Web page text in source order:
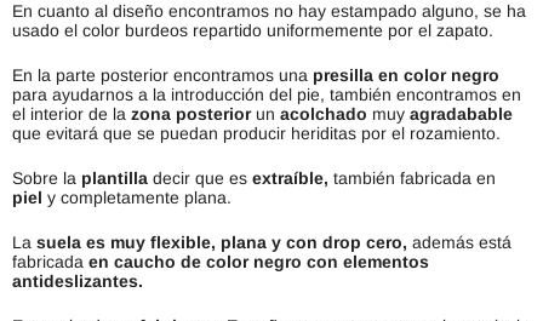
En cuanto al diseño encontramos no hay estampado alguno, se ha
usado el color burdeos repartido uniformemente por el zapato.
En la parte posterior encontramos una presilla en color negro
para ayudarnos a la introducción del pie, también encontramos en
el interior de la zona posteriorun acolchado muy agradabable
que evitará que se puedan producir heriditas por el rozamiento.
Sobre la plantilla decir que es extraíble, también fabricada en
piel y completamente plana.
La suela es muy flexible, plana y con drop cero, además está
fabricada en caucho de color negro con elementos
antideslizantes.